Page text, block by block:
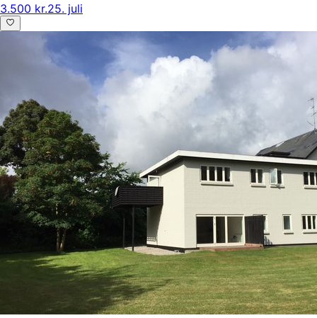
3.500 kr.25. juli